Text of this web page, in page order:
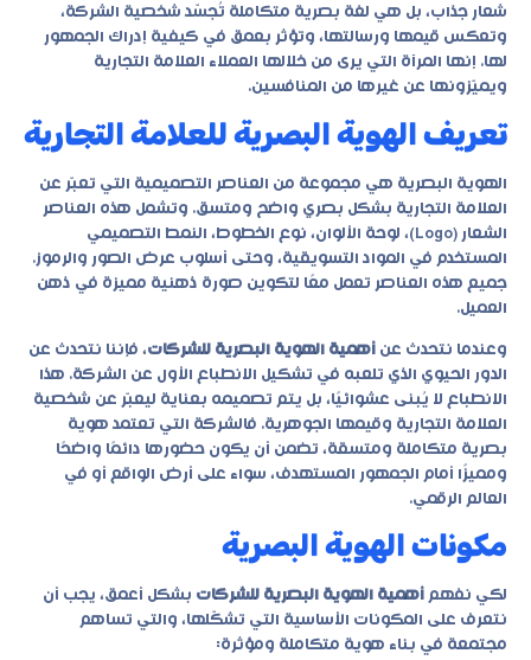
شعار جذاب، بل هي لغة بصرية متكاملة تُجسّد شخصية الشركة،
وتعكس قيمها ورسالتها، وتؤثر بعمق في كيفية إدراك الجمهور
لها. إنها المرآة التي يرى من خلالها العملاء العلامة التجارية
ويميّزونها عن غيرها من المنافسين.
تعريف الهوية البصرية للعلامة التجارية
الهوية البصرية هي مجموعة من العناصر التصميمية التي تعبّر عن
العلامة التجارية بشكل بصري واضح ومتسق. وتشمل هذه العناصر
الشعار (Logo)، لوحة الألوان، نوع الخطوط، النمط التصميمي
المستخدم في المواد التسويقية، وحتى أسلوب عرض الصور والرموز.
جميع هذه العناصر تعمل معًا لتكوين صورة ذهنية مميزة في ذهن
العميل.
وعندما نتحدث عن أهمية الهوية البصرية للشركات، فإننا نتحدث عن
الدور الحيوي الذي تلعبه في تشكيل الانطباع الأول عن الشركة. هذا
الانطباع لا يُبنى عشوائيًا، بل يتم تصميمه بعناية ليعبّر عن شخصية
العلامة التجارية وقيمها الجوهرية. فالشركة التي تعتمد هوية
بصرية متكاملة ومتسقة، تضمن أن يكون حضورها دائمًا واضحًا
ومميزًا أمام الجمهور المستهدف، سواء على أرض الواقع أو في
العالم الرقمي.
مكونات الهوية البصرية
لكي نفهم أهمية الهوية البصرية للشركات بشكل أعمق، يجب أن
نتعرف على المكونات الأساسية التي تشكّلها، والتي تساهم
مجتمعة في بناء هوية متكاملة ومؤثرة: